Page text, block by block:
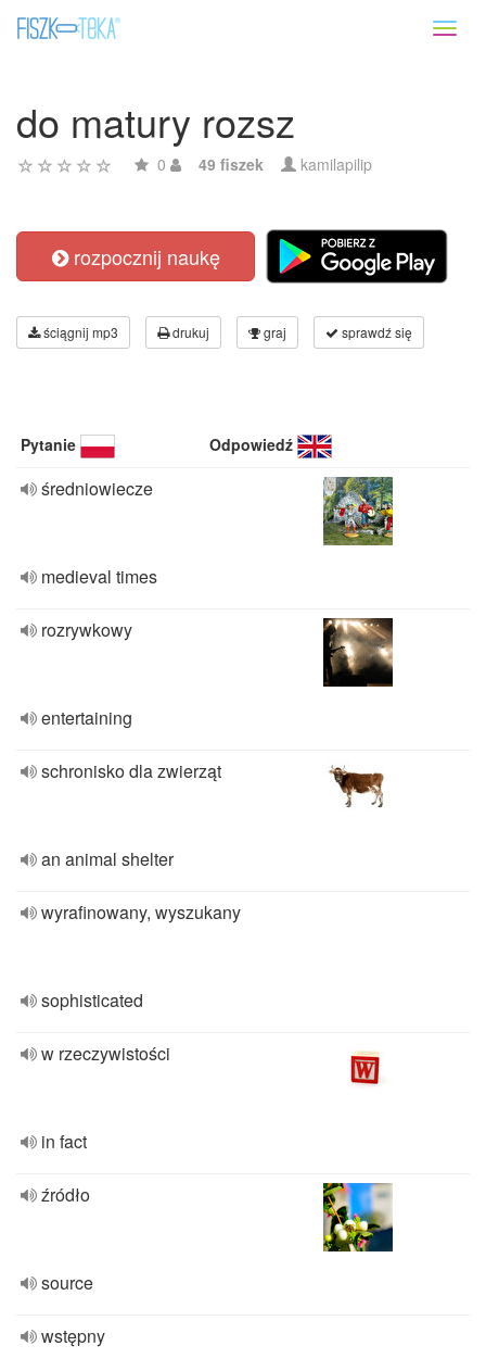
do matury rozsz
0 49 fiszek kamilapilip
rozpocznij naukę
ściągnij mp3 drukuj graj sprawdź się
Pytanie Odpowiedź
średniowiecze
medieval times
rozrywkowy
entertaining
schronisko dla zwierząt
an animal shelter
wyrafinowany, wyszukany
sophisticated
w rzeczywistości
in fact
źródło
source
wstępny